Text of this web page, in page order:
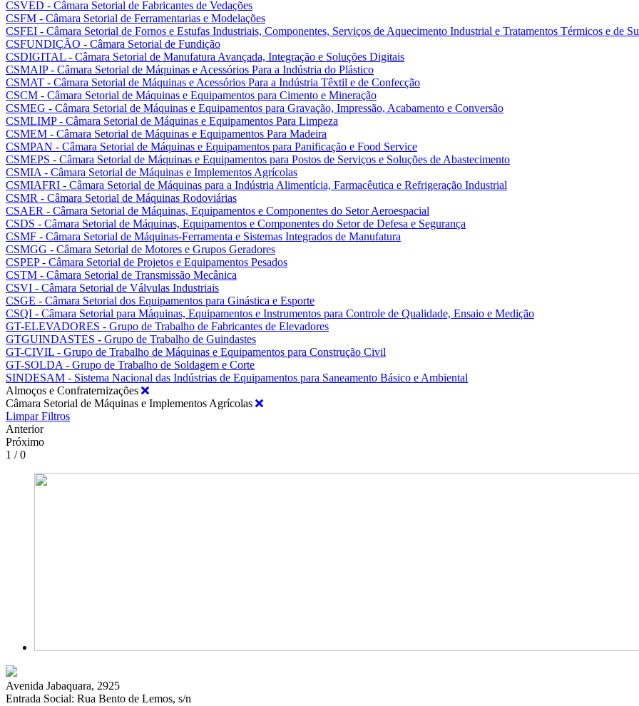
CSVED - Câmara Setorial de Fabricantes de Vedações
CSFM - Câmara Setorial de Ferramentarias e Modelações
CSFEI - Câmara Setorial de Fornos e Estufas Industriais, Componentes, Serviços de Aquecimento Industrial e Tratamentos Térmicos e de
CSFUNDIÇÃO - Câmara Setorial de Fundição
CSDIGITAL - Câmara Setorial de Manufatura Avançada, Integração e Soluções Digitais
CSMAIP - Câmara Setorial de Máquinas e Acessórios Para a Indústria do Plástico
CSMAT - Câmara Setorial de Máquinas e Acessórios Para a Indústria Têxtil e de Confecção
CSCM - Câmara Setorial de Máquinas e Equipamentos para Cimento e Mineração
CSMEG - Câmara Setorial de Máquinas e Equipamentos para Gravação, Impressão, Acabamento e Conversão
CSMLIMP - Câmara Setorial de Máquinas e Equipamentos Para Limpeza
CSMEM - Câmara Setorial de Máquinas e Equipamentos Para Madeira
CSMPAN - Câmara Setorial de Máquinas e Equipamentos para Panificação e Food Service
CSMEPS - Câmara Setorial de Máquinas e Equipamentos para Postos de Serviços e Soluções de Abastecimento
CSMIA - Câmara Setorial de Máquinas e Implementos Agrícolas
CSMIAFRI - Câmara Setorial de Máquinas para a Indústria Alimentícia, Farmacêutica e Refrigeração Industrial
CSMR - Câmara Setorial de Máquinas Rodoviárias
CSAER - Câmara Setorial de Máquinas, Equipamentos e Componentes do Setor Aeroespacial
CSDS - Câmara Setorial de Máquinas, Equipamentos e Componentes do Setor de Defesa e Segurança
CSMF - Câmara Setorial de Máquinas-Ferramenta e Sistemas Integrados de Manufatura
CSMGG - Câmara Setorial de Motores e Grupos Geradores
CSPEP - Câmara Setorial de Projetos e Equipamentos Pesados
CSTM - Câmara Setorial de Transmissão Mecânica
CSVI - Câmara Setorial de Válvulas Industriais
CSGE - Câmara Setorial dos Equipamentos para Ginástica e Esporte
CSQI - Câmara Setorial para Máquinas, Equipamentos e Instrumentos para Controle de Qualidade, Ensaio e Medição
GT-ELEVADORES - Grupo de Trabalho de Fabricantes de Elevadores
GTGUINDASTES - Grupo de Trabalho de Guindastes
GT-CIVIL - Grupo de Trabalho de Máquinas e Equipamentos para Construção Civil
GT-SOLDA - Grupo de Trabalho de Soldagem e Corte
SINDESAM - Sistema Nacional das Indústrias de Equipamentos para Saneamento Básico e Ambiental
Almoços e Confraternizações
Câmara Setorial de Máquinas e Implementos Agrícolas
Limpar Filtros
Anterior
Próximo
1 / 0
Avenida Jabaquara, 2925
Entrada Social: Rua Bento de Lemos, s/n